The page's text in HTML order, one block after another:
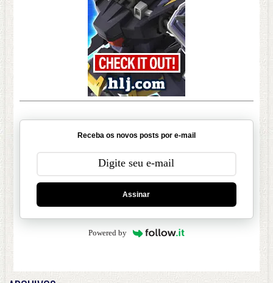
Receba os novos posts por e-mail
Assinar
Powered by